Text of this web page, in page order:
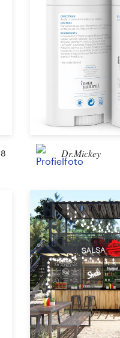
8 Dr.Mickey